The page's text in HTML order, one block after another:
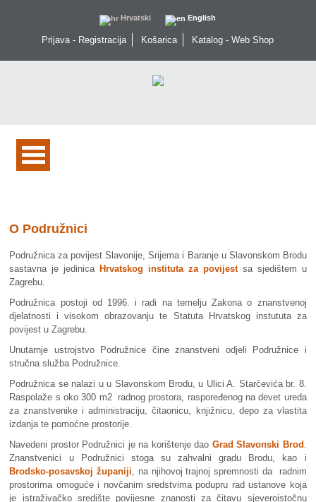
Hrvatski English
Prijava - Registracija Košarica Katalog - Web Shop
O Podružnici
Podružnica za povijest Slavonije, Srijema i Baranje u Slavonskom Brodu
sastavna je jedinica Hrvatskog instituta za povijest sa sjedištem u
Zagrebu.
Podružnica postoji od 1996. i radi na temelju Zakona o znanstvenoj
djelatnosti i visokom obrazovanju te Statuta Hrvatskog instututa za
povijest u Zagrebu.
Unutarnje ustrojstvo Podružnice čine znanstveni odjeli Podružnice i
stručna služba Podružnice.
Podružnica se nalazi u u Slavonskom Brodu, u Ulici A. Starčevića br. 8.
Raspolaže s oko 300 m2 radnog prostora, raspoređenog na devet ureda
za znanstvenike i administraciju, čitaonicu, knjižnicu, depo za vlastita
izdanja te pomoćne prostorije.
Navedeni prostor Podružnici je na korištenje dao Grad Slavonski Brod .
Znanstvenici u Podružnici stoga su zahvalni gradu Brodu, kao i
Brodsko-posavskoj županiji, na njihovoj trajnoj spremnosti da radnim
prostorima omoguće i novčanim sredstvima podupru rad ustanove koja
je istraživačko središte povijesne znanosti za čitavu sjeveroistočnu